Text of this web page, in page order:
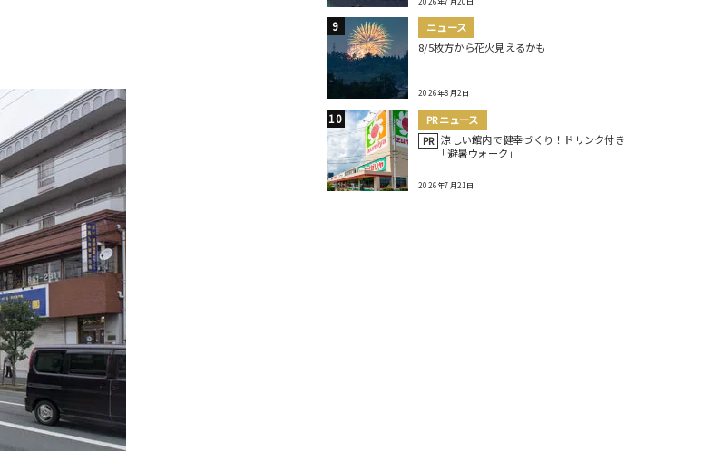
ニュース
8/5枚方から花火見えるかも
2026年8月2日
PRニュース
PR 涼しい館内で健幸づくり！ドリンク付き
｢避暑ウォーク｣
2026年7月21日